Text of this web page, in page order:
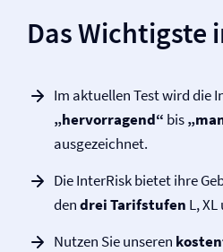
Das Wichtigste
Im aktuellen Test wird die
„hervorragend“ bis
ausgezeichnet.
Die InterRisk bietet ihre
dendrei Tarifstufen L,
Nutzen Sie unseren